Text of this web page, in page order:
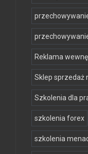
Reklama
Sklep sprzedaż
Szkolenia dla
szkolenia forex
szkolenia